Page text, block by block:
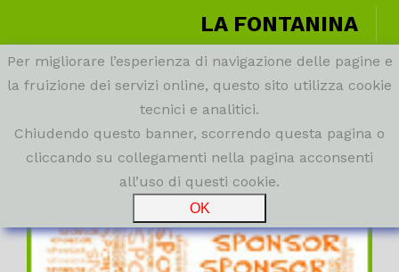
Per migliorare l’esperienza di navigazione delle pagine e
la fruizione dei servizi online, questo sito utilizza cookie
tecnici e analitici.
Chiudendo questo banner, scorrendo questa pagina o
cliccando su collegamenti nella pagina acconsenti
all’uso di questi cookie.
LA FONTANINA